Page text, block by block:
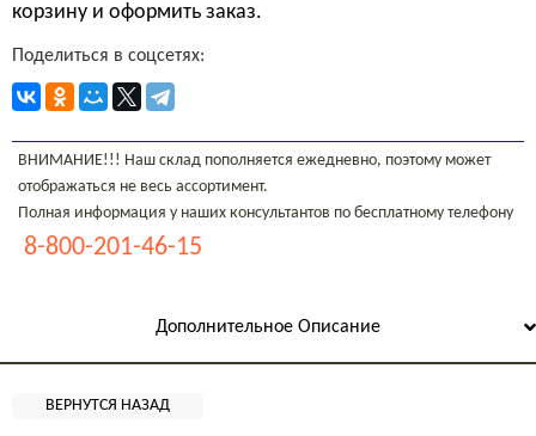
корзину и оформить заказ.
Поделиться в соцсетях:
ВНИМАНИЕ!!! Наш склад пополняется ежедневно, поэтому может
отображаться не весь ассортимент.
Полная информация у наших консультантов по бесплатному телефону
8-800-201-46-15
Дополнительное Описание